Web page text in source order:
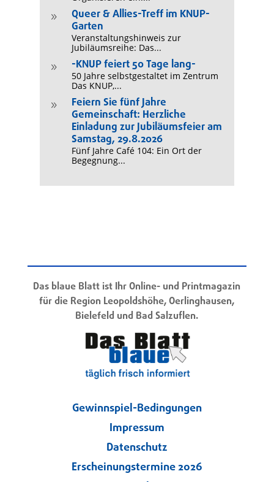
9
Queer & Allies-Treff im KNUP-
Garten
Veranstaltungshinweis zur
Jubiläumsreihe: Das...
9 -KNUP feiert 50 Tage lang-
50 Jahre selbstgestaltet im Zentrum
Das KNUP,...
9
Feiern Sie fünf Jahre
Gemeinschaft: Herzliche
Einladung zur Jubiläumsfeier am
Samstag, 29.8.2026
Fünf Jahre Café 104: Ein Ort der
Begegnung...
Das blaue Blatt ist Ihr Online- und Printmagazin
für die Region Leopoldshöhe, Oerlinghausen,
Bielefeld und Bad Salzuflen.
Gewinnspiel-Bedingungen
Impressum
Datenschutz
Erscheinungstermine 2026